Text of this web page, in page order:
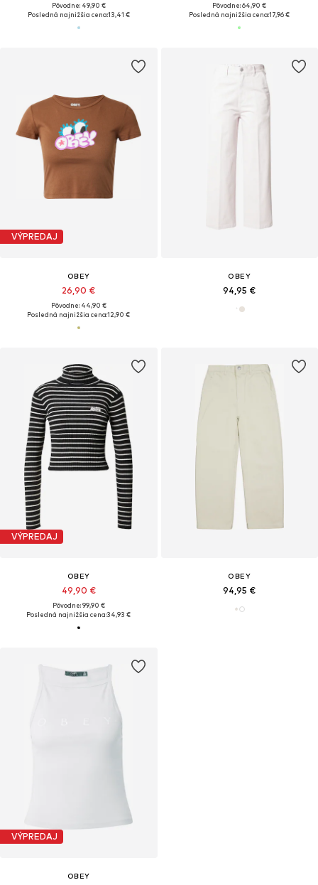
Pôvodne: 49,90 €
Posledná najnižšia cena:13,41 €
Pôvodne: 64,90 €
Posledná najnižšia cena:17,96 €
VÝPREDAJ
OBEY
26,90 €
Pôvodne: 44,90 €
Posledná najnižšia cena:12,90 €
OBEY
94,95 €
VÝPREDAJ
OBEY
49,90 €
Pôvodne: 99,90 €
Posledná najnižšia cena:34,93 €
OBEY
94,95 €
VÝPREDAJ
OBEY